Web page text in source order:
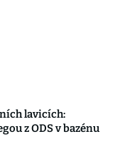
lavicích:
z ODS v bazénu